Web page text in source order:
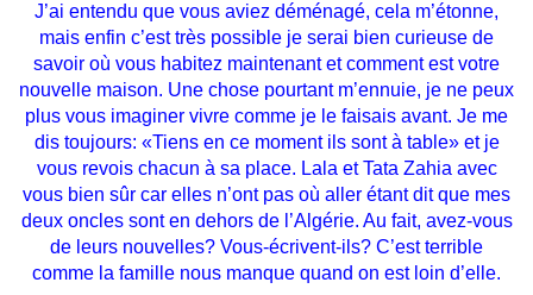
J’ai entendu que vous aviez déménagé, cela m’étonne,
mais enfin c’est très possible je serai bien curieuse de
savoir où vous habitez maintenant et comment est votre
nouvelle maison. Une chose pourtant m’ennuie, je ne peux
plus vous imaginer vivre comme je le faisais avant. Je me
dis toujours: «Tiens en ce moment ils sont à table» et je
vous revois chacun à sa place. Lala et Tata Zahia avec
vous bien sûr car elles n’ont pas où aller étant dit que mes
deux oncles sont en dehors de l’Algérie. Au fait, avez-vous
de leurs nouvelles? Vous-écrivent-ils? C’est terrible
comme la famille nous manque quand on est loin d’elle.